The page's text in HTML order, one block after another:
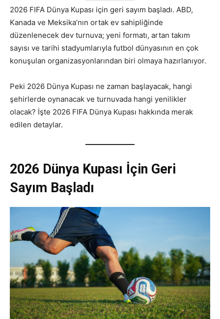
2026 FIFA Dünya Kupası için geri sayım başladı. ABD,
Kanada ve Meksika’nın ortak ev sahipliğinde
düzenlenecek dev turnuva; yeni formatı, artan takım
sayısı ve tarihi stadyumlarıyla futbol dünyasının en çok
konuşulan organizasyonlarından biri olmaya hazırlanıyor.
Peki 2026 Dünya Kupası ne zaman başlayacak, hangi
şehirlerde oynanacak ve turnuvada hangi yenilikler
olacak? İşte 2026 FIFA Dünya Kupası hakkında merak
edilen detaylar.
2026 Dünya Kupası İçin Geri
Sayım Başladı